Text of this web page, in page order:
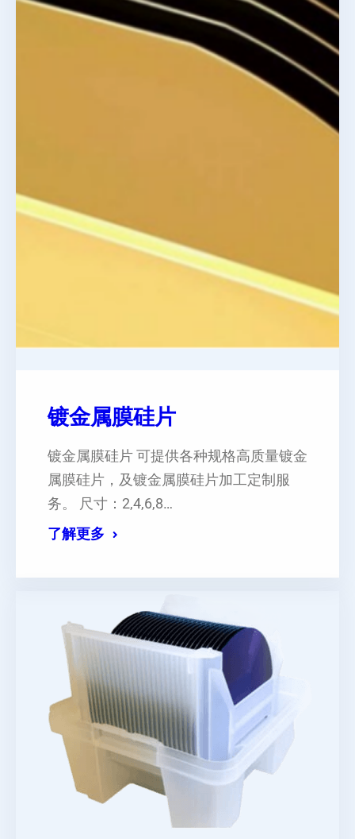
镀金属膜硅片
镀金属膜硅片 可提供各种规格高质量镀金
属膜硅片，及镀金属膜硅片加工定制服
务。 尺寸：2,4,6,8…
了解更多